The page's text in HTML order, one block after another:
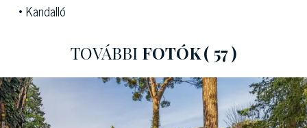
A bájos melléképület az ősi istállók restaurálásából
medencetértől nem messze elhelyezkedő fenséges
szabadtéri konyhával ellátott étkezővel, valamint
öltözővel az egykori disznóólban.
Kandalló
TOVÁBBI FOTÓK( 57 )